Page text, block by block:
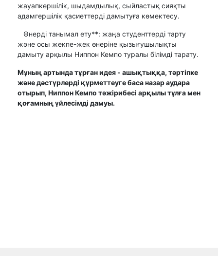
жауапкершілік, шыдамдылық, сыйластық сияқты
адамгершілік қасиеттерді дамытуға көмектесу.
Өнерді танымал ету**: жаңа студенттерді тарту
және осы жекпе-жек өнеріне қызығушылықты
дамыту арқылы Ниппон Кемпо туралы білімді тарату.
Мұның артында тұрған идея - ашықтыққа, тәртіпке
және дәстүрлерді құрметтеуге баса назар аудара
отырып, Ниппон Кемпо тәжірибесі арқылы тұлға мен
қоғамның үйлесімді дамуы.